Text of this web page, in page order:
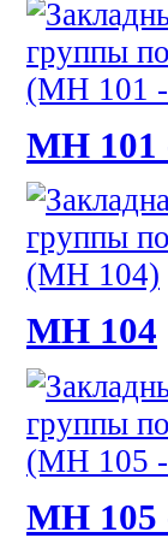
МН 101
МН 104
МН 105